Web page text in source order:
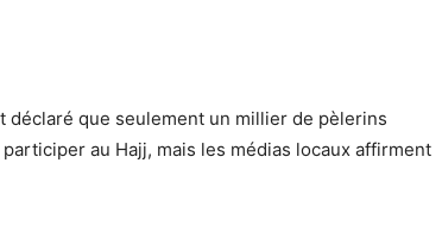
déclaré que seulement un millier de pèlerins
au Hajj, mais les médias locaux affirment